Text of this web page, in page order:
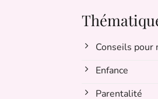
Conseils pour
Enfance
Parentalité